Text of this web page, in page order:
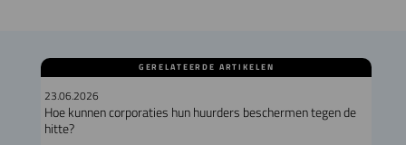
GERELATEERDE ARTIKELEN
23.06.2026
Hoe kunnen corporaties hun huurders beschermen tegen de
hitte?